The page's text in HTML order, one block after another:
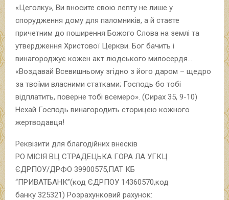
«Цеголку», Ви вносите свою лепту не лише у
спорудження дому для паломників, а й стаєте
причетним до поширення Божого Слова на землі та
утвердження Христової Церкви. Бог бачить і
винагороджує кожен акт людського милосердя…
«Воздавай Всевишньому згідно з його даром – щедро
за твоїми власними статками; Господь бо тобі
відплатить, поверне тобі всемеро». (Сирах 35, 9-10)
Нехай Господь винагородить сторицею кожного
жертводавця!
Реквізити для благодійних внесків
РО МІСІЯ ВЦ СТРАДЕЦЬКА ГОРА ЛА УГКЦ
ЄДРПОУ/ДРФО 39900575,ПАТ КБ
“ПРИВАТБАНК”(код ЄДРПОУ 14360570,код
банку 325321) Розрахунковий рахунок: